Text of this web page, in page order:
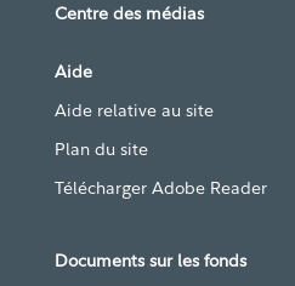
Centre des médias
Aide
Aide relative au site
Plan du site
Télécharger Adobe Reader
Documents sur les fonds